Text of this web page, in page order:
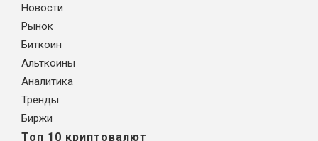
Новости
Рынок
Биткоин
Альткоины
Аналитика
Тренды
Биржи
Топ 10 криптовалют